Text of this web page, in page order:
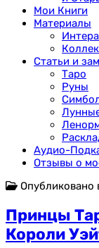
Мои Книги
Материалы
Статьи и
Таро
Руны
Аудио-
Отзывы о
Опубликовано
Принцы
Короли